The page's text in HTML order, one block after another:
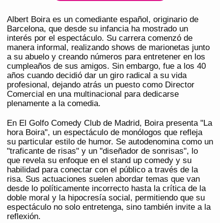
Albert Boira es un comediante español, originario de
Barcelona, que desde su infancia ha mostrado un
interés por el espectáculo. Su carrera comenzó de
manera informal, realizando shows de marionetas junto
a su abuelo y creando números para entretener en los
cumpleaños de sus amigos. Sin embargo, fue a los 40
años cuando decidió dar un giro radical a su vida
profesional, dejando atrás un puesto como Director
Comercial en una multinacional para dedicarse
plenamente a la comedia.
En El Golfo Comedy Club de Madrid, Boira presenta "La
hora Boira", un espectáculo de monólogos que refleja
su particular estilo de humor. Se autodenomina como un
"traficante de risas" y un "diseñador de sonrisas", lo
que revela su enfoque en el stand up comedy y su
habilidad para conectar con el público a través de la
risa. Sus actuaciones suelen abordar temas que van
desde lo políticamente incorrecto hasta la crítica de la
doble moral y la hipocresía social, permitiendo que su
espectáculo no solo entretenga, sino también invite a la
reflexión.